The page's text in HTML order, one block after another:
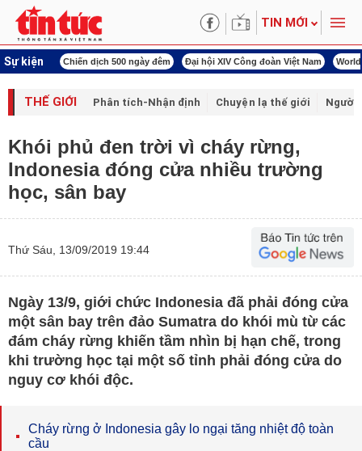
TIN MỚI
Sự kiện
mạng Chiến dịch 500 ngày đêm Đại hội XIV Công đoàn Việt Nam
THẾ GIỚI Phân tích-Nhận định Chuyện lạ thế giới Người
Khói phủ đen trời vì cháy rừng,
Indonesia đóng cửa nhiều trường
học, sân bay
Thứ Sáu, 13/09/2019 19:44
Ngày 13/9, giới chức Indonesia đã phải đóng cửa
một sân bay trên đảo Sumatra do khói mù từ các
đám cháy rừng khiến tầm nhìn bị hạn chế, trong
khi trường học tại một số tỉnh phải đóng cửa do
nguy cơ khói độc.
Cháy rừng ở Indonesia gây lo ngại tăng nhiệt độ toàn
cầu